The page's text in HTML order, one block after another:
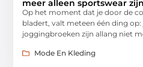
meer alleen sportswear zijn
Op het moment dat je door de
bladert, valt meteen één ding
joggingbroeken zijn allang niet
Mode En Kleding